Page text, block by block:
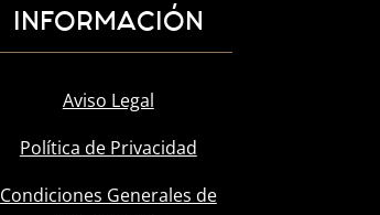
INFORMACIÓN
Aviso Legal
Política de Privacidad
Condiciones Generales de